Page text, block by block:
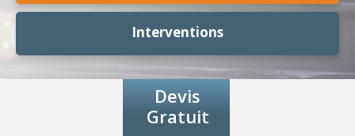
Interventions
Devis
Gratuit